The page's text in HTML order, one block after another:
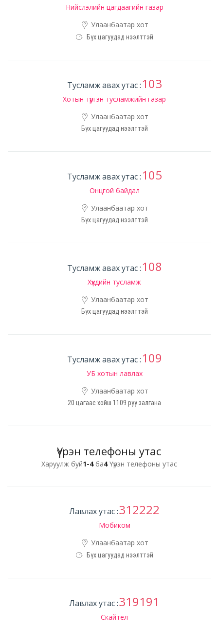
Нийслэлийн цагдаагийн газар
Улаанбаатар хот
Бүх цагуудад нээлттэй
Тусламж авах утас :103
Хотын түргэн тусламжийн газар
Улаанбаатар хот
Бүх цагуудад нээлттэй
Тусламж авах утас :105
Онцгой байдал
Улаанбаатар хот
Бүх цагуудад нээлттэй
Тусламж авах утас :108
Хүүхдийн тусламж
Улаанбаатар хот
Бүх цагуудад нээлттэй
Тусламж авах утас :109
УБ хотын лавлах
Улаанбаатар хот
20 цагаас хойш 1109 руу залгана
Үүрэн телефоны утас
Харуулж буй1-4ба4Үүрэн телефоны утас
Лавлах утас :312222
Мобиком
Улаанбаатар хот
Бүх цагуудад нээлттэй
Лавлах утас :319191
Скайтел